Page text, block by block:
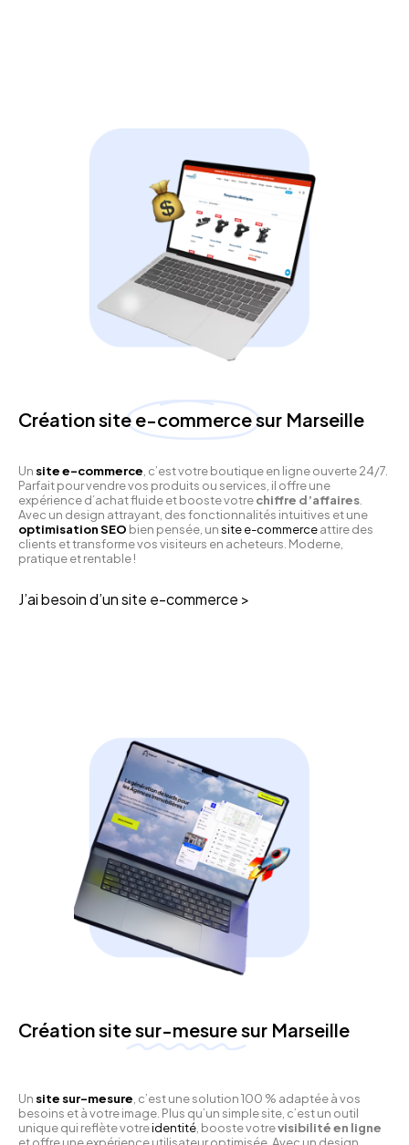
Création site e-commercesur Marseille
Un site e-commerce, c’est votre boutique en ligne ouverte 24/7.
Parfait pour vendre vos produits ou services, il offre une
expérience d’achat fluide et booste votrechiffre d’affaires.
Avec un design attrayant, des fonctionnalités intuitives et une
optimisation SEO bien pensée, unsite e-commerceattire des
clients et transforme vos visiteurs en acheteurs. Moderne,
pratique et rentable !
J’ai besoin d’un site e-commerce >
Création sitesur-mesuresur Marseille
Un site sur-mesure , c’est une solution 100 % adaptée à vos
besoins et à votre image. Plus qu’un simple site, c’est un outil
unique qui reflète votreidentité , booste votrevisibilité en ligne